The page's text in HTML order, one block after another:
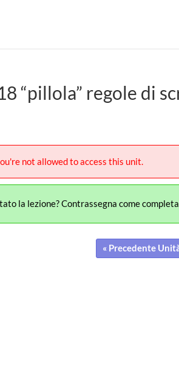
“pillola” regole di
not allowed to access this unit.
la lezione? Contrassegna come
« Precedente